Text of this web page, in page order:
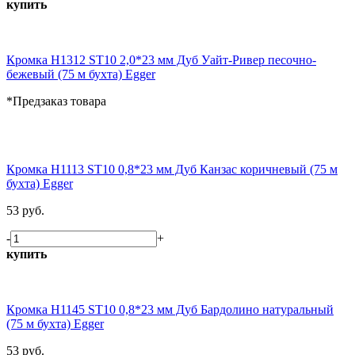
купить
Кромка H1312 ST10 2,0*23 мм Дуб Уайт-Ривер песочно-
бежевый (75 м бухта) Egger
*Предзаказ товара
Кромка H1113 ST10 0,8*23 мм Дуб Канзас коричневый (75 м
бухта) Egger
53 руб.
-
+
купить
Кромка H1145 ST10 0,8*23 мм Дуб Бардолино натуральный
(75 м бухта) Egger
53 руб.